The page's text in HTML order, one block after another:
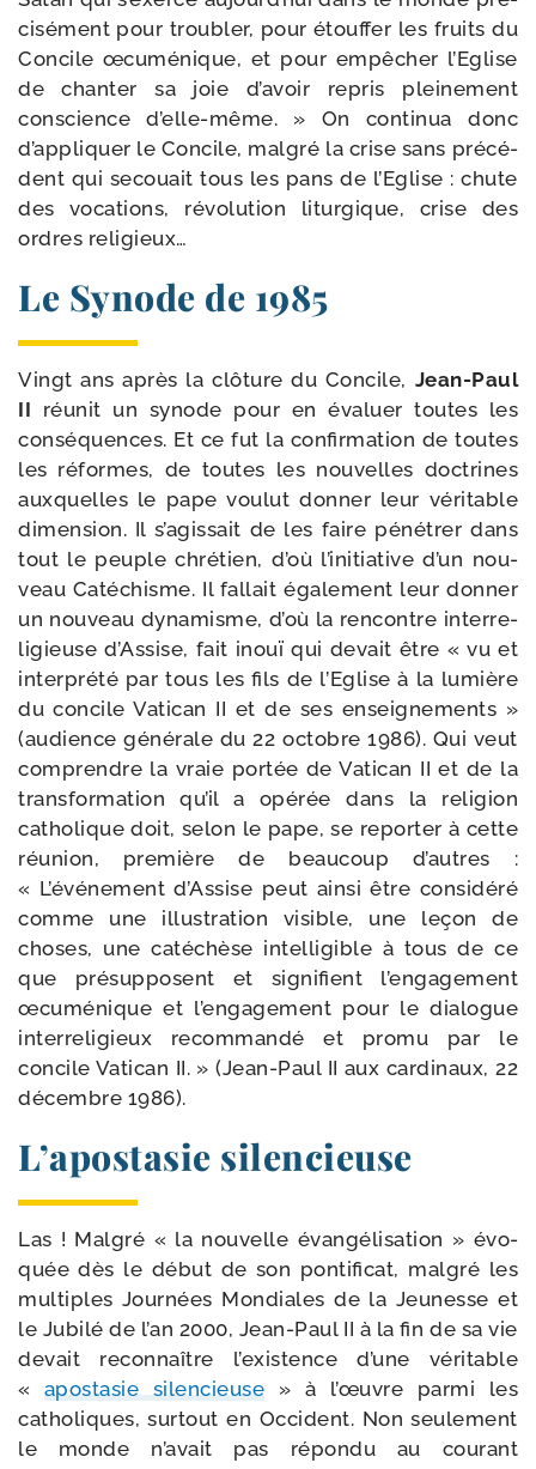
ci­sé­ment pour trou­bler, pour étouf­fer les fruits du
Concile œcu­mé­nique, et pour empê­cher l’Eglise
de chan­ter sa joie d’avoir repris plei­ne­ment
conscience d’elle-même. » On conti­nua donc
d’appliquer le Concile, mal­gré la crise sans pré­cé­
dent qui secouait tous les pans de l’Eglise : chute
des voca­tions, révo­lu­tion litur­gique, crise des
ordres religieux…
Le Synode de 1985
Vingt ans après la clô­ture du Concile, Jean-​Paul
II réunit un synode pour en éva­luer toutes les
consé­quences. Et ce fut la confir­ma­tion de toutes
les réformes, de toutes les nou­velles doc­trines
aux­quelles le pape vou­lut don­ner leur véri­table
dimen­sion. Il s’agissait de les faire péné­trer dans
tout le peuple chré­tien, d’où l’initiative d’un nou­
veau Catéchisme. Il fal­lait éga­le­ment leur don­ner
un nou­veau dyna­misme, d’où la ren­contre inter­re­
li­gieuse d’Assise, fait inouï qui devait être « vu et
inter­pré­té par tous les fils de l’Eglise à la lumière
du concile Vatican II et de ses ensei­gne­ments »
(audience géné­rale du 22 octobre 1986). Qui veut
com­prendre la vraie por­tée de Vatican II et de la
trans­for­ma­tion qu’il a opé­rée dans la reli­gion
catho­lique doit, selon le pape, se repor­ter à cette
réunion, pre­mière de beau­coup d’autres :
« L’événement d’Assise peut ain­si être consi­dé­ré
comme une illus­tra­tion visible, une leçon de
choses, une caté­chèse intel­li­gible à tous de ce
que pré­sup­posent et signi­fient l’engagement
œcu­mé­nique et l’engagement pour le dia­logue
inter­re­li­gieux recom­man­dé et pro­mu par le
concile Vatican II. » (Jean-​Paul II aux car­di­naux, 22
décembre 1986).
L’apostasie silencieuse
Las ! Malgré « la nou­velle évan­gé­li­sa­tion » évo­
quée dès le début de son pon­ti­fi­cat, mal­gré les
mul­tiples Journées Mondiales de la Jeunesse et
le Jubilé de l’an 2000, Jean-​Paul II à la fin de sa vie
devait recon­naître l’existence d’une véri­table
« apos­ta­sie silen­cieuse » à l’œuvre par­mi les
catho­liques, sur­tout en Occident. Non seule­ment
le monde n’avait pas répon­du au cou­rant